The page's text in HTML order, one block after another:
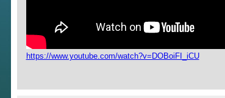
https://www.youtube.com/watch?v=DOBoiFI_iCU